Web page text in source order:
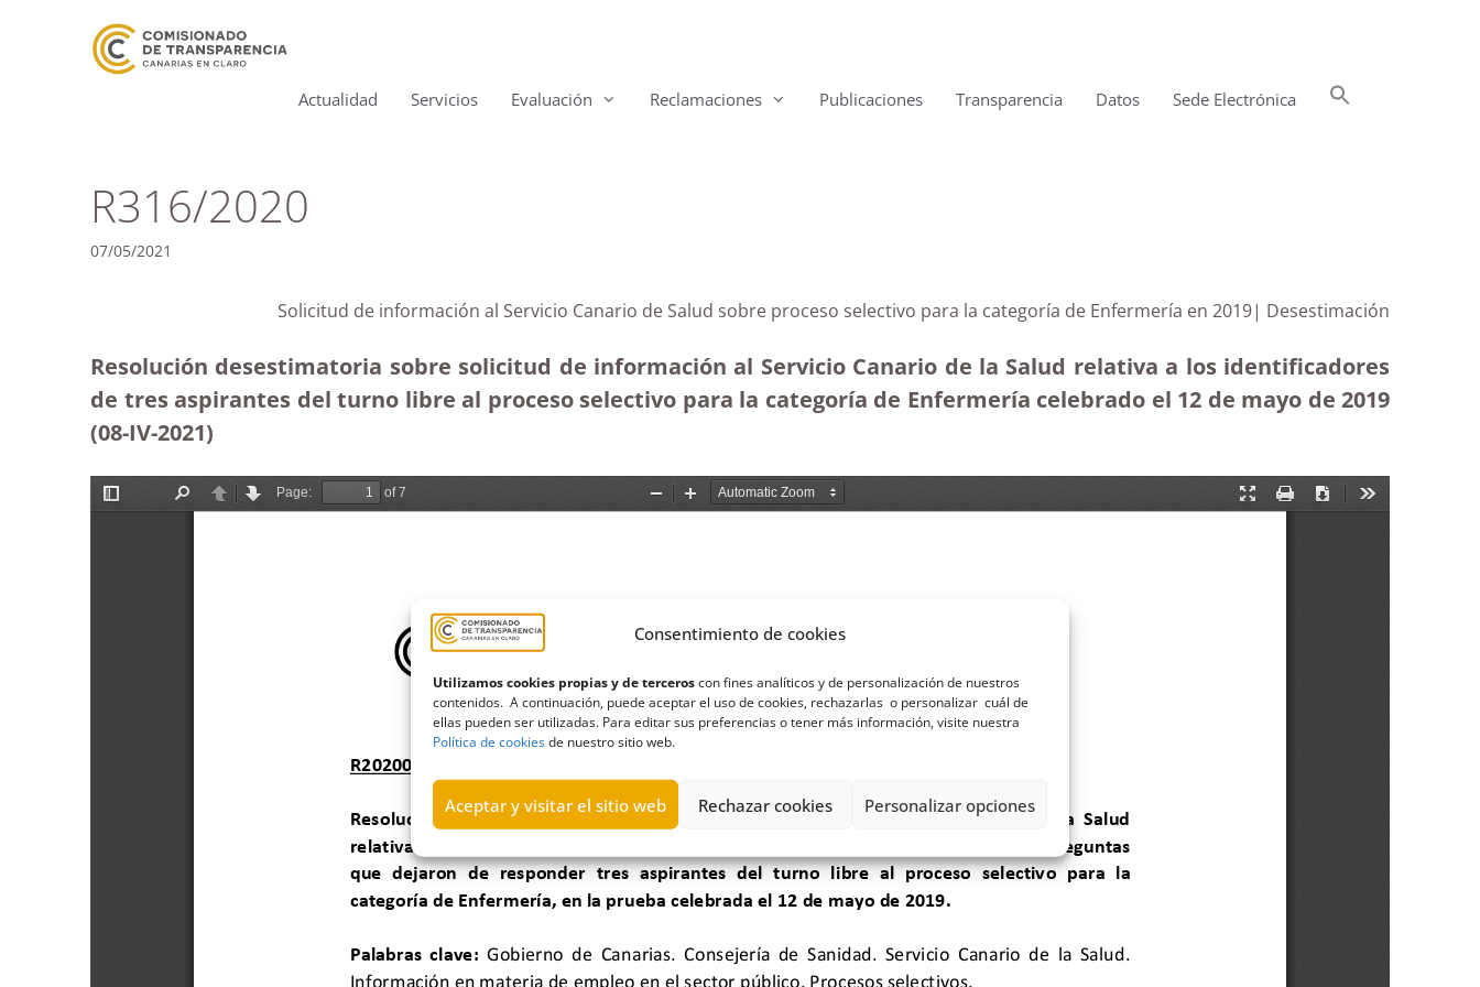
Consentimiento de cookies
Utilizamos cookies propias y de terceroscon fines analíticos y de personalización de nuestros
contenidos. A continuación, puede aceptar el uso de cookies, rechazarlas o personalizar cuál de
ellas pueden ser utilizadas. Para editar sus preferencias o tener más información, visite nuestra
Política de cookiesde nuestro sitio web.
Aceptar y visitar el sitio web Rechazar cookies Personalizar opciones
Actualidad Servicios Evaluación Reclamaciones Publicaciones Transparencia Datos Sede Electrónica
R316/2020
07/05/2021
Solicitud de información al Servicio Canario de Salud sobre proceso selectivo para la categoría de Enfermería en 2019| Desestimación
Resolución desestimatoria sobre solicitud de información al Servicio Canario de la Salud relativa a los identificadores
de tres aspirantes del turno libre al proceso selectivo para la categoría de Enfermería celebrado el 12 de mayo de 2019
(08-IV-2021)